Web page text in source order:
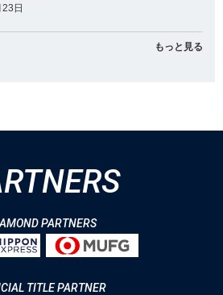
日
もっと見る
PARTNERS
TITLE PARTNER